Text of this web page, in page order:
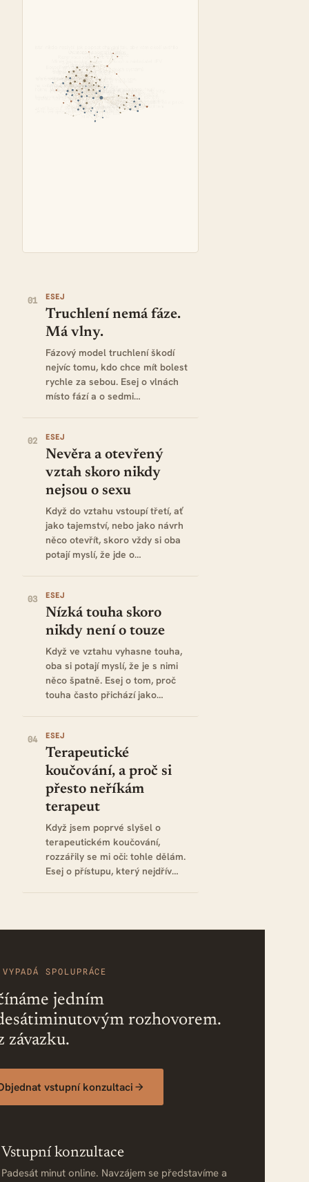
01 ESEJ
Truchlení nemá fáze.
Má vlny.
Fázový model truchlení škodí
nejvíc tomu, kdo chce mít bolest
rychle za sebou. Esej o vlnách
místo fází a o sedmi…
02 ESEJ
Nevěra a otevřený
vztah skoro nikdy
nejsou o sexu
Když do vztahu vstoupí třetí, ať
jako tajemství, nebo jako návrh
něco otevřít, skoro vždy si oba
potají myslí, že jde o…
03 ESEJ
Nízká touha skoro
nikdy není o touze
Když ve vztahu vyhasne touha,
oba si potají myslí, že je s nimi
něco špatně. Esej o tom, proč
touha často přichází jako…
04 ESEJ
Terapeutické
koučování, a proč si
přesto neříkám
terapeut
Když jsem poprvé slyšel o
terapeutickém koučování,
rozzářily se mi oči: tohle dělám.
Esej o přístupu, který nejdřív…
SPOLUPRÁCE
jedním
rozhovorem.
závazku.
vstupní konzultaci
Vstupní konzultace
Padesát minut online. Navzájem se představíme a